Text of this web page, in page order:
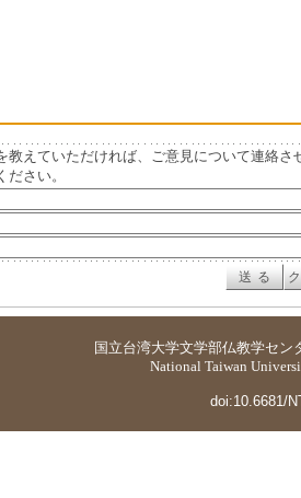
教えていただければ、ご意見について連絡
ださい。
国立台湾大学文学部仏教学セン
National Taiwan
doi:10.6681/